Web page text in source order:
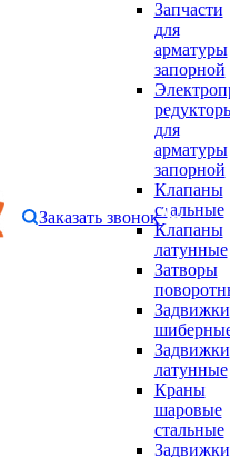
Запчасти
для
арматуры
запорной
для
арматуры
запорной
Клапаны
стальные
Клапаны
латунные
Затворы
Задвижки
Задвижки
латунные
Краны
шаровые
стальные
Задвижки
Заказать звонок